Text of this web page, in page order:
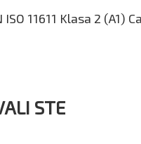
11611 Klasa 2 (A1)
STE